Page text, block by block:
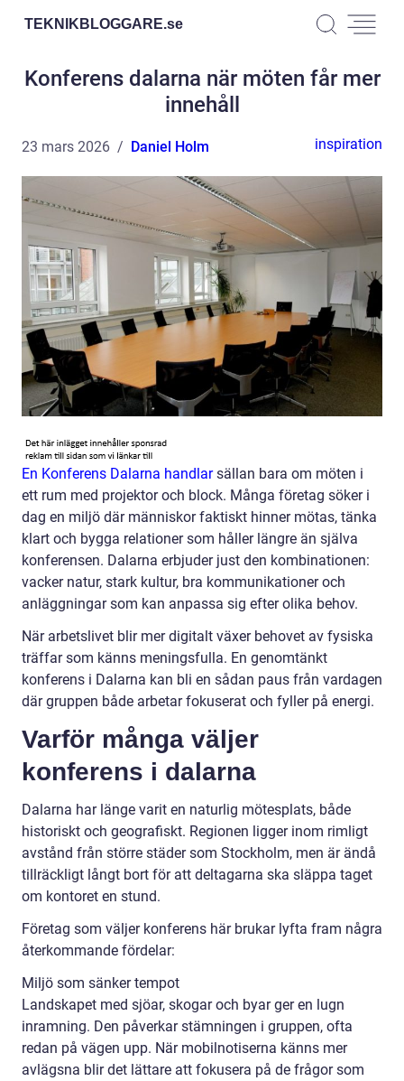
TEKNIKBLOGGARE.se
Konferens dalarna när möten får mer
innehåll
23 mars 2026 Daniel Holm inspiration
En Konferens Dalarna handlarsällan bara om möten i
ett rum med projektor och block. Många företag söker i
dag en miljö där människor faktiskt hinner mötas, tänka
klart och bygga relationer som håller längre än själva
konferensen. Dalarna erbjuder just den kombinationen:
vacker natur, stark kultur, bra kommunikationer och
anläggningar som kan anpassa sig efter olika behov.
När arbetslivet blir mer digitalt växer behovet av fysiska
träffar som känns meningsfulla. En genomtänkt
konferens i Dalarna kan bli en sådan paus från vardagen
där gruppen både arbetar fokuserat och fyller på energi.
Varför många väljer
konferens i dalarna
Dalarna har länge varit en naturlig mötesplats, både
historiskt och geografiskt. Regionen ligger inom rimligt
avstånd från större städer som Stockholm, men är ändå
tillräckligt långt bort för att deltagarna ska släppa taget
om kontoret en stund.
Företag som väljer konferens här brukar lyfta fram några
återkommande fördelar:
Miljö som sänker tempot
Landskapet med sjöar, skogar och byar ger en lugn
inramning. Den påverkar stämningen i gruppen, ofta
redan på vägen upp. När mobilnotiserna känns mer
avlägsna blir det lättare att fokusera på de frågor som